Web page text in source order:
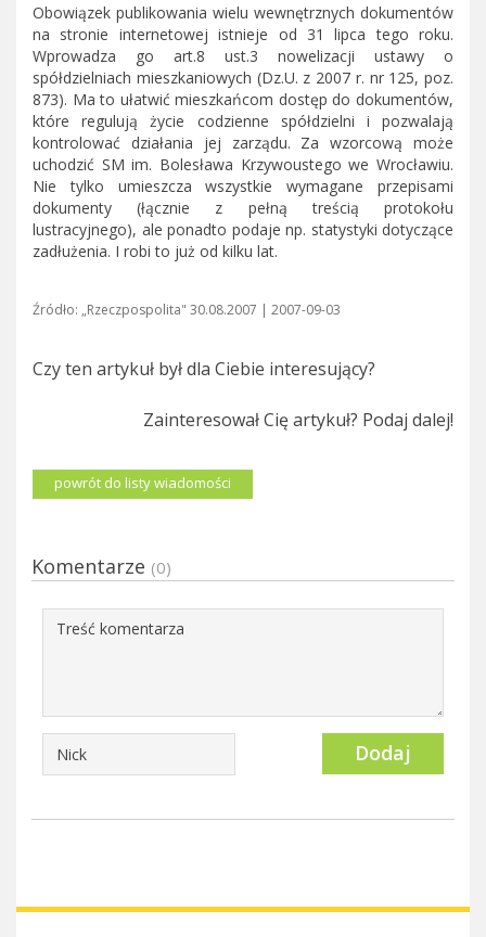
Obowiązek publikowania wielu wewnętrznych dokumentów
na stronie internetowej istnieje od 31 lipca tego roku.
Wprowadza go art.8 ust.3 nowelizacji ustawy o
spółdzielniach mieszkaniowych (Dz.U. z 2007 r. nr 125, poz.
873). Ma to ułatwić mieszkańcom dostęp do dokumentów,
które regulują życie codzienne spółdzielni i pozwalają
kontrolować działania jej zarządu. Za wzorcową może
uchodzić SM im. Bolesława Krzywoustego we Wrocławiu.
Nie tylko umieszcza wszystkie wymagane przepisami
dokumenty (łącznie z pełną treścią protokołu
lustracyjnego), ale ponadto podaje np. statystyki dotyczące
zadłużenia. I robi to już od kilku lat.
Źródło: „Rzeczpospolita" 30.08.2007 | 2007-09-03
Czy ten artykuł był dla Ciebie interesujący?
Zainteresował Cię artykuł? Podaj dalej!
powrót do listy wiadomości
Komentarze (0)
Dodaj